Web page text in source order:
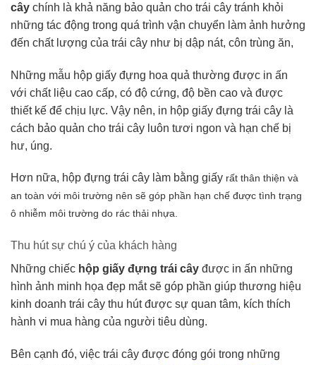
cây chính là khả năng bảo quản cho trái cây tránh khỏi
những tác động trong quá trình vận chuyển làm ảnh hưởng
đến chất lượng của trái cây như bị dập nát, côn trùng ăn,
Những mẫu hộp giấy đựng hoa quả thường được in ấn
với chất liệu cao cấp, có độ cứng, độ bền cao và được
thiết kế để chịu lực. Vậy nên, in hộp giấy đựng trái cây là
cách bảo quản cho trái cây luôn tươi ngon và hạn chế bị
hư, úng.
Hơn nữa, hộp đựng trái cây làm bằng giấy rất thân thiện và
an toàn với môi trường nên sẽ góp phần hạn chế được tình trạng
ô nhiễm môi trường do rác thải nhựa.
Thu hút sự chú ý của khách hàng
Những chiếc hộp giấy đựng trái cây được in ấn những
hình ảnh minh họa đẹp mắt sẽ góp phần giúp thương hiệu
kinh doanh trái cây thu hút được sự quan tâm, kích thích
hành vi mua hàng của người tiêu dùng.
Bên cạnh đó, việc trái cây được đóng gói trong những